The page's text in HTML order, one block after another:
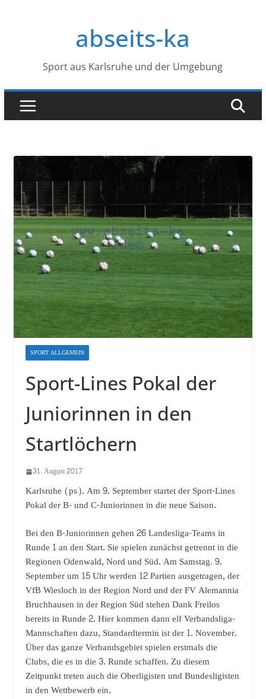
abseits-ka
Sport aus Karlsruhe und der Umgebung
SPORT ALLGEMEIN
Sport-Lines Pokal der
Juniorinnen in den
Startlöchern
31. August 2017
Karlsruhe (ps). Am 9. September startet der Sport-Lines
Pokal der B- und C-Juniorinnen in die neue Saison.
Bei den B-Juniorinnen gehen 26 Landesliga-Teams in
Runde 1 an den Start. Sie spielen zunächst getrennt in die
Regionen Odenwald, Nord und Süd. Am Samstag. 9.
September um 15 Uhr werden 12 Partien ausgetragen, der
VfB Wiesloch in der Region Nord und der FV Alemannia
Bruchhausen in der Region Süd stehen Dank Freilos
bereits in Runde 2. Hier kommen dann elf Verbandsliga-
Mannschaften dazu, Standardtermin ist der 1. November.
Über das ganze Verbandsgebiet spielen erstmals die
Clubs, die es in die 3. Runde schaffen. Zu diesem
Zeitpunkt treten auch die Oberligisten und Bundesligisten
in den Wettbewerb ein.